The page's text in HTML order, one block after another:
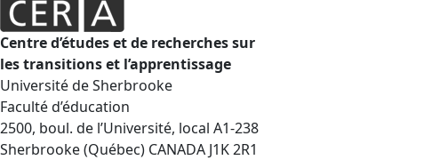
Centre d’études et de recherches sur
les transitions et l’apprentissage
Université de Sherbrooke
Faculté d’éducation
2500, boul. de l’Université, local A1-238
Sherbrooke (Québec) CANADA J1K 2R1